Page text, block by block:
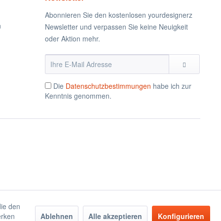
Abonnieren Sie den kostenlosen yourdesignerz
Newsletter und verpassen Sie keine Neuigkeit
oder Aktion mehr.
Die Datenschutzbestimmungen habe ich zur
Kenntnis genommen.
den
Ablehnen Alle akzeptieren Konfigurieren